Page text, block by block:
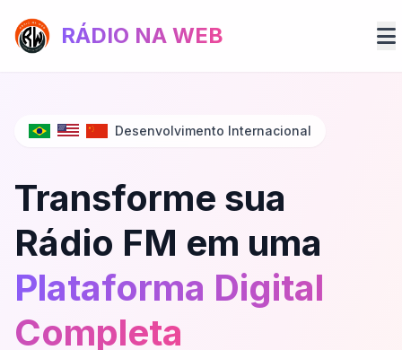
RÁDIO NA WEB
Desenvolvimento Internacional
Transforme sua
Rádio FM em uma
Plataforma Digital
Completa